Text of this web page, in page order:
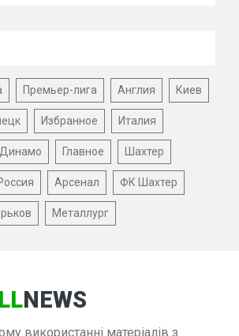
Премьер-лига Англия Киев
Избранное Италия
Главное Шахтер
Арсенал ФК Шахтер
Металлург
NEWS
використанні матеріалів з